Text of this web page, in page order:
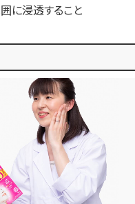
に浸透すること